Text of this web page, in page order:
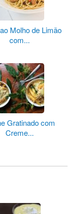
Molho de Limão
com...
Gratinado com
Creme...